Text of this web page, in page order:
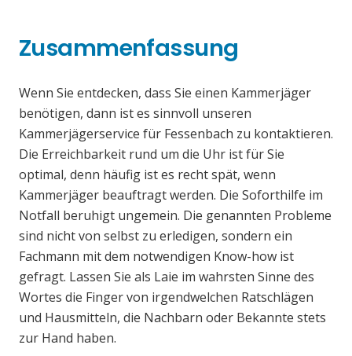
Zusammenfassung
Wenn Sie entdecken, dass Sie einen Kammerjäger
benötigen, dann ist es sinnvoll unseren
Kammerjägerservice für Fessenbach zu kontaktieren.
Die Erreichbarkeit rund um die Uhr ist für Sie
optimal, denn häufig ist es recht spät, wenn
Kammerjäger beauftragt werden. Die Soforthilfe im
Notfall beruhigt ungemein. Die genannten Probleme
sind nicht von selbst zu erledigen, sondern ein
Fachmann mit dem notwendigen Know-how ist
gefragt. Lassen Sie als Laie im wahrsten Sinne des
Wortes die Finger von irgendwelchen Ratschlägen
und Hausmitteln, die Nachbarn oder Bekannte stets
zur Hand haben.